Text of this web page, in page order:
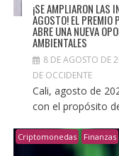
¡SE AMPLIARON LAS
AGOSTO! EL PREMIO
ABRE UNA NUEVA
AMBIENTALES
8 DE AGOSTO DE
DE OCCIDENTE
Cali, agosto de
con el propósito
Criptomonedas Finanzas